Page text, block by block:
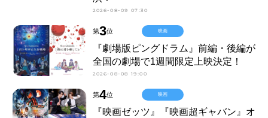
2026-08-09 07:30
第3位
『劇場版ピングドラム』前編・後編が
全国の劇場で1週間限定上映決定！
2026-08-08 19:00
映画
第4位
『映画ゼッツ』『映画超ギャバン』オ
映画